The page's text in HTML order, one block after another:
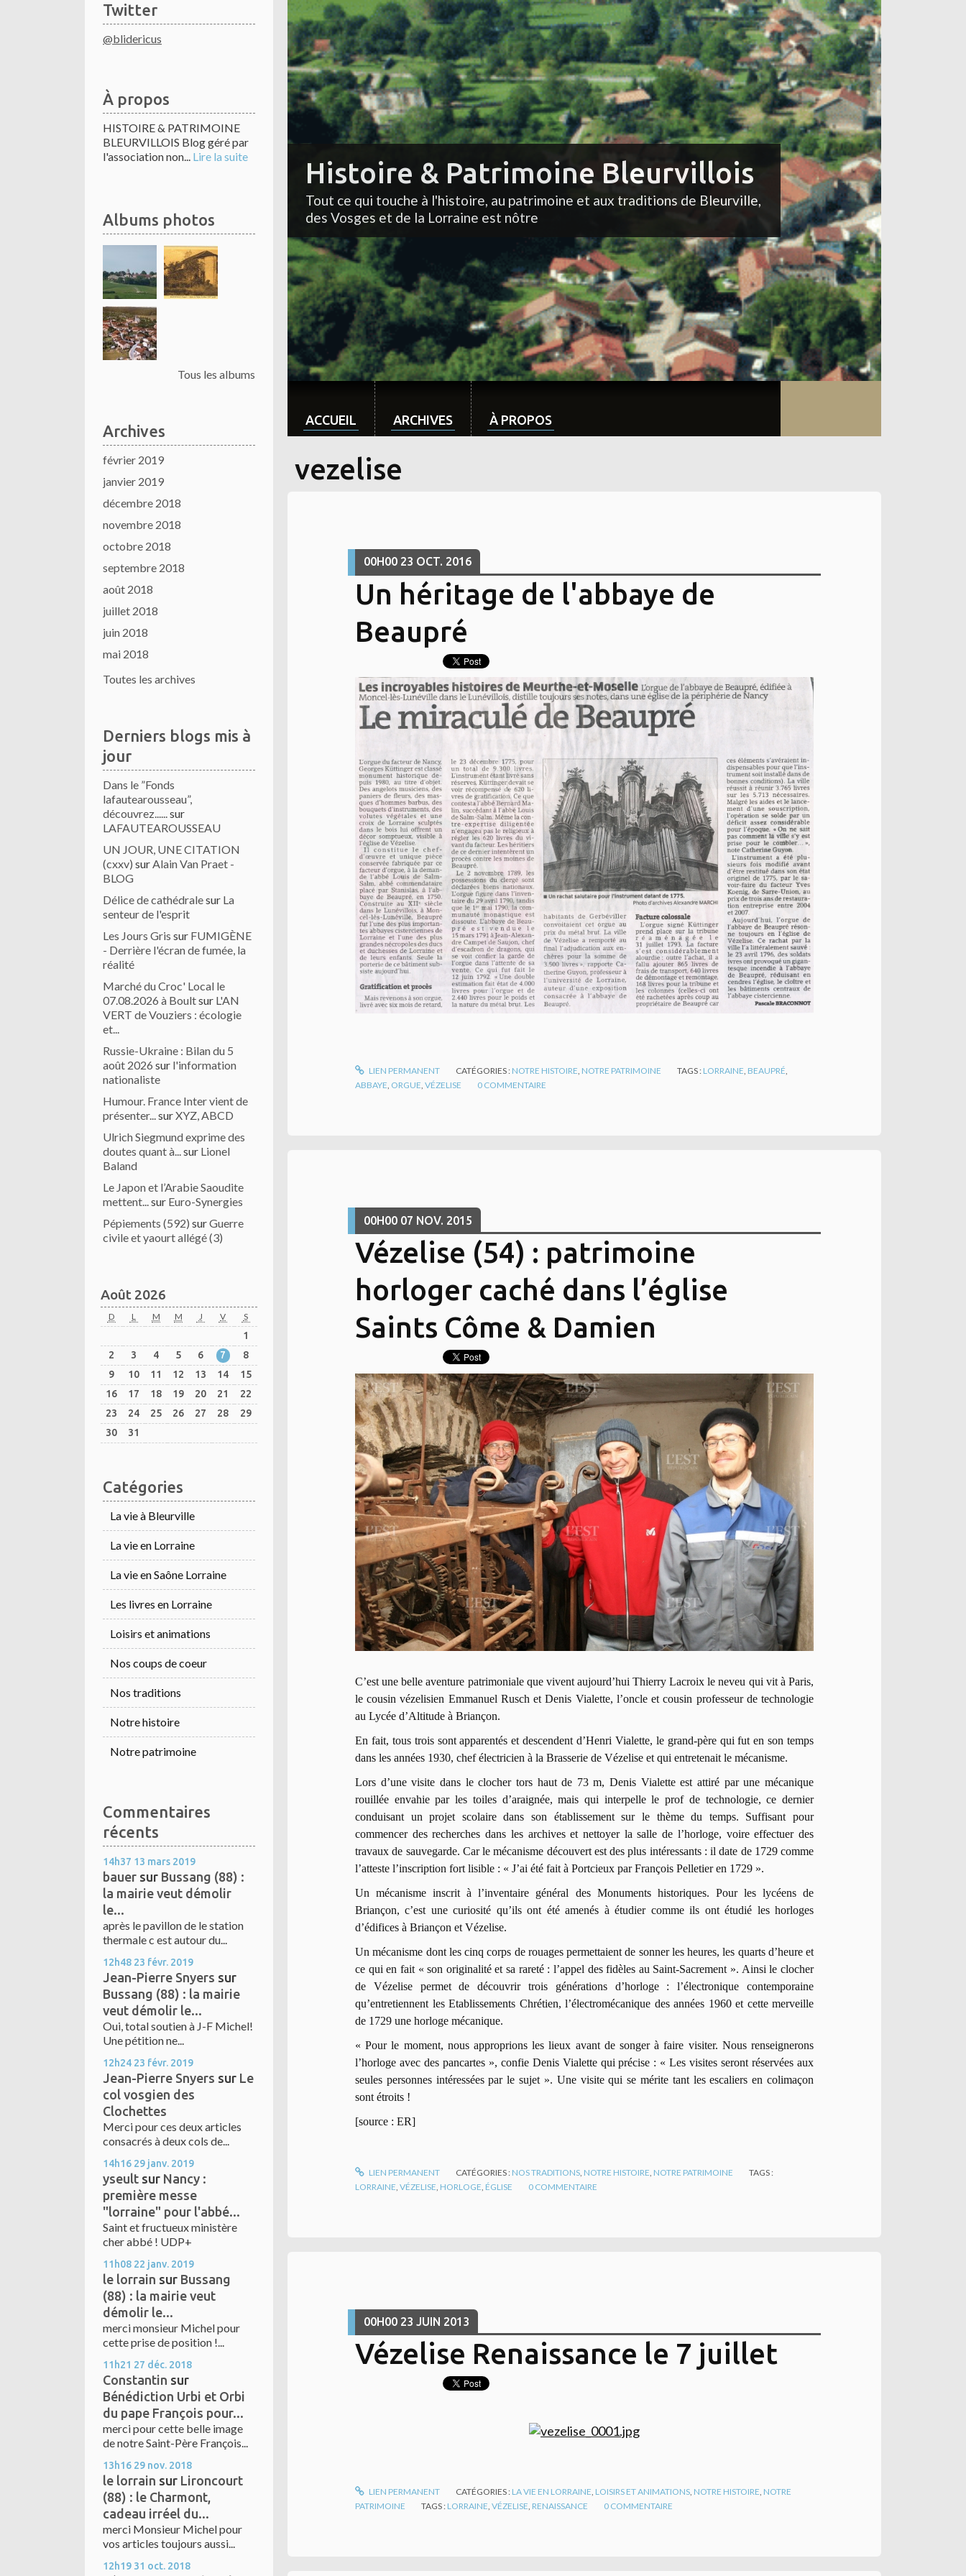
Twitter
@blidericus
À propos
HISTOIRE & PATRIMOINE
BLEURVILLOIS Blog géré par
l'association non... Lire la suite
Albums photos
Tous les albums
Archives
février 2019
janvier 2019
décembre 2018
novembre 2018
octobre 2018
septembre 2018
août 2018
juillet 2018
juin 2018
mai 2018
Toutes les archives
Derniers blogs mis à
jour
Dans le ”Fonds
lafautearousseau”,
découvrez......sur
LAFAUTEAROUSSEAU
UN JOUR, UNE CITATION
(cxxv) surAlain Van Praet -
BLOG
Délice de cathédralesur La
senteur de l'esprit
Les Jours Gris sur FUMIGÈNE
- Derrière l'écran de fumée, la
réalité
Marché du Croc' Local le
07.08.2026 à Boultsur L'AN
VERT de Vouziers : écologie
et...
Russie-Ukraine : Bilan du 5
août 2026 sur l'information
nationaliste
Humour. France Inter vient de
présenter...surXYZ, ABCD
Ulrich Siegmund exprime des
doutes quant à...sur Lionel
Baland
Le Japon et l’Arabie Saoudite
mettent...sur Euro-Synergies
Pépiements (592) surGuerre
civile et yaourt allégé (3)
Août 2026
D L M M J V S
1
2
3 4 5 6 7
8
9
10 11 12 13 14
15
16
17 18 19 20 21
22
23
24 25 26 27 28
29
30
31
Catégories
La vie à Bleurville
La vie en Lorraine
La vie en Saône Lorraine
Les livres en Lorraine
Loisirs et animations
Nos coups de coeur
Nos traditions
Notre histoire
Notre patrimoine
Commentaires
récents
14h37 13 mars 2019
bauer sur Bussang (88) :
la mairie veut démolir
le...
après le pavillon de le station
thermale c est autour du...
12h48 23 févr. 2019
Jean-Pierre Snyers sur
Bussang (88) : la mairie
veut démolir le...
Oui, total soutien à J-F Michel!
Une pétition ne...
12h24 23 févr. 2019
Jean-Pierre Snyers sur Le
col vosgien des
Clochettes
Merci pour ces deux articles
consacrés à deux cols de...
14h16 29 janv. 2019
yseult sur Nancy :
première messe
"lorraine" pour l'abbé...
Saint et fructueux ministère
cher abbé ! UDP+
11h08 22 janv. 2019
le lorrain sur Bussang
(88) : la mairie veut
démolir le...
merci monsieur Michel pour
cette prise de position !...
11h21 27 déc. 2018
Constantin sur
Bénédiction Urbi et Orbi
du pape François pour...
merci pour cette belle image
de notre Saint-Père François...
13h16 29 nov. 2018
le lorrain sur Lironcourt
(88) : le Charmont,
cadeau irréel du...
merci Monsieur Michel pour
vos articles toujours aussi...
12h19 31 oct. 2018
Histoire & Patrimoine Bleurvillois
Tout ce qui touche à l'histoire, au patrimoine et aux traditions de Bleurville,
des Vosges et de la Lorraine est nôtre
ACCUEIL ARCHIVES À PROPOS
vezelise
00H00 23 OCT. 2016
Un héritage de l'abbaye de
Beaupré
LIEN PERMANENT CATÉGORIES : NOTRE HISTOIRE, NOTRE PATRIMOINE TAGS : LORRAINE, BEAUPRÉ,
ABBAYE, ORGUE, VÉZELISE 0 COMMENTAIRE
00H00 07 NOV. 2015
Vézelise (54) : patrimoine
horloger caché dans l’église
Saints Côme & Damien
C’est une belle aventure patrimoniale que vivent aujourd’hui Thierry Lacroix le neveu qui vit à Paris,
le cousin vézelisien Emmanuel Rusch et Denis Vialette, l’oncle et cousin professeur de technologie
au Lycée d’Altitude à Briançon.
En fait, tous trois sont apparentés et descendent d’Henri Vialette, le grand-père qui fut en son temps
dans les années 1930, chef électricien à la Brasserie de Vézelise et qui entretenait le mécanisme.
Lors d’une visite dans le clocher tors haut de 73 m, Denis Vialette est attiré par une mécanique
rouillée envahie par les toiles d’araignée, mais qui interpelle le prof de technologie, ce dernier
conduisant un projet scolaire dans son établissement sur le thème du temps. Suffisant pour
commencer des recherches dans les archives et nettoyer la salle de l’horloge, voire effectuer des
travaux de sauvegarde. Car le mécanisme découvert est des plus intéressants : il date de 1729 comme
l’atteste l’inscription fort lisible : « J’ai été fait à Portcieux par François Pelletier en 1729 ».
Un mécanisme inscrit à l’inventaire général des Monuments historiques. Pour les lycéens de
Briançon, c’est une curiosité qu’ils ont été amenés à étudier comme ils ont étudié les horloges
d’édifices à Briançon et Vézelise.
Un mécanisme dont les cinq corps de rouages permettaient de sonner les heures, les quarts d’heure et
ce qui en fait « son originalité et sa rareté : l’appel des fidèles au Saint-Sacrement ». Ainsi le clocher
de Vézelise permet de découvrir trois générations d’horloge : l’électronique contemporaine
qu’entretiennent les Etablissements Chrétien, l’électromécanique des années 1960 et cette merveille
de 1729 une horloge mécanique.
« Pour le moment, nous approprions les lieux avant de songer à faire visiter. Nous renseignerons
l’horloge avec des pancartes », confie Denis Vialette qui précise : « Les visites seront réservées aux
seules personnes intéressées par le sujet ». Une visite qui se mérite tant les escaliers en colimaçon
sont étroits !
[source : ER]
LIEN PERMANENT CATÉGORIES : NOS TRADITIONS NOTRE HISTOIRE NOTRE PATRIMOINE
TAGS :
LORRAINE VÉZELISE HORLOGE ÉGLISE 0 COMMENTAIRE
00H00 23 JUIN 2013
Vézelise Renaissance le 7 juillet
LIEN PERMANENT CATÉGORIES : LA VIE EN LORRAINE LOISIRS ET ANIMATIONS NOTRE HISTOIRE NOTRE
PATRIMOINE
TAGS : LORRAINE VÉZELISE RENAISSANCE 0 COMMENTAIRE